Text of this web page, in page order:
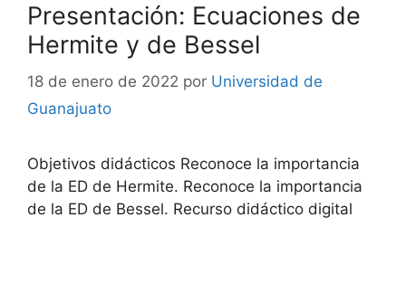
Presentación: Ecuaciones de
Hermite y de Bessel
18 de enero de 2022 por Universidad de
Guanajuato
Objetivos didácticos Reconoce la importancia
de la ED de Hermite. Reconoce la importancia
de la ED de Bessel. Recurso didáctico digital